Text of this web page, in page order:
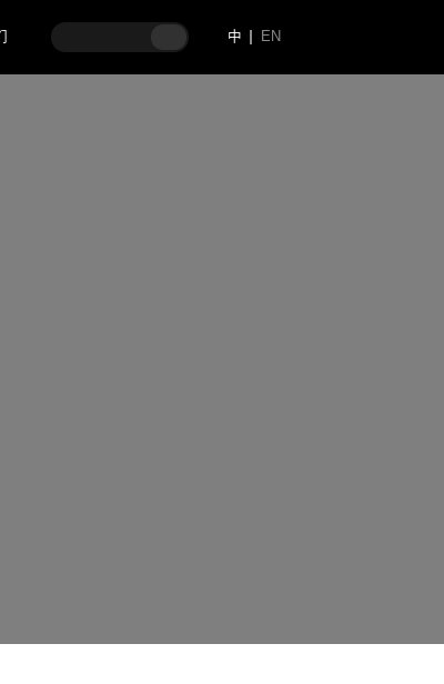
中 EN